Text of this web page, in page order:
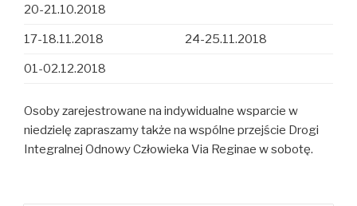
20-21.10.2018
17-18.11.2018 24-25.11.2018
01-02.12.2018
Osoby zarejestrowane na indywidualne wsparcie w
niedzielę zapraszamy także na wspólne przejście Drogi
Integralnej Odnowy Człowieka Via Reginae w sobotę.